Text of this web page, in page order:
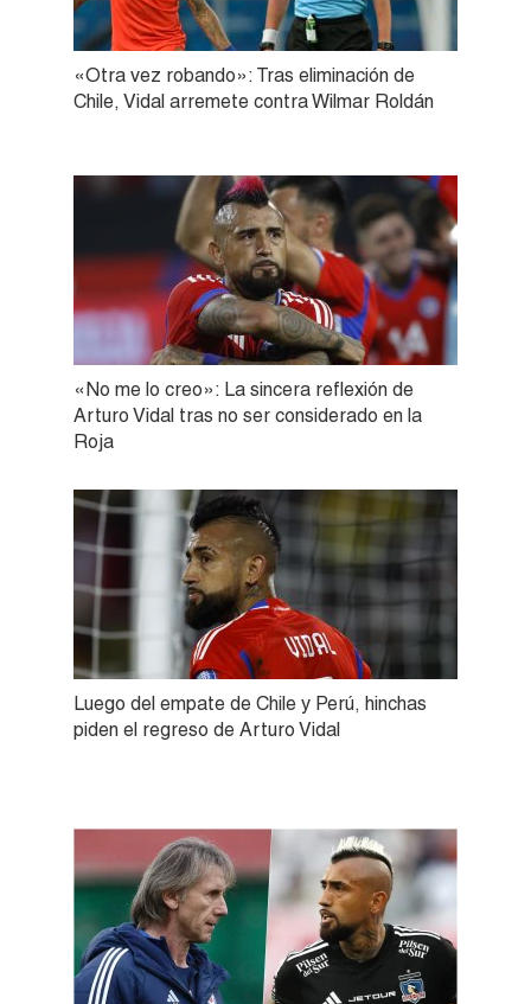
«Otra vez robando»: Tras eliminación de
Chile, Vidal arremete contra Wilmar Roldán
«No me lo creo»: La sincera reflexión de
Arturo Vidal tras no ser considerado en la
Roja
Luego del empate de Chile y Perú, hinchas
piden el regreso de Arturo Vidal